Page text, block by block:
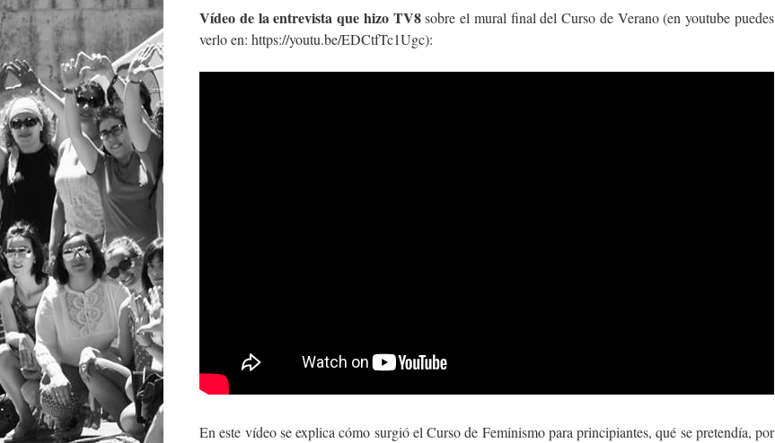
Vídeo de la entrevista que hizo TV8sobre el mural final del Curso de Verano (en youtube puedes
verlo en: https://youtu.be/EDCtfTc1Ugc):
En este vídeo se explica cómo surgió el Curso de Feminismo para principiantes, qué se pretendía, por